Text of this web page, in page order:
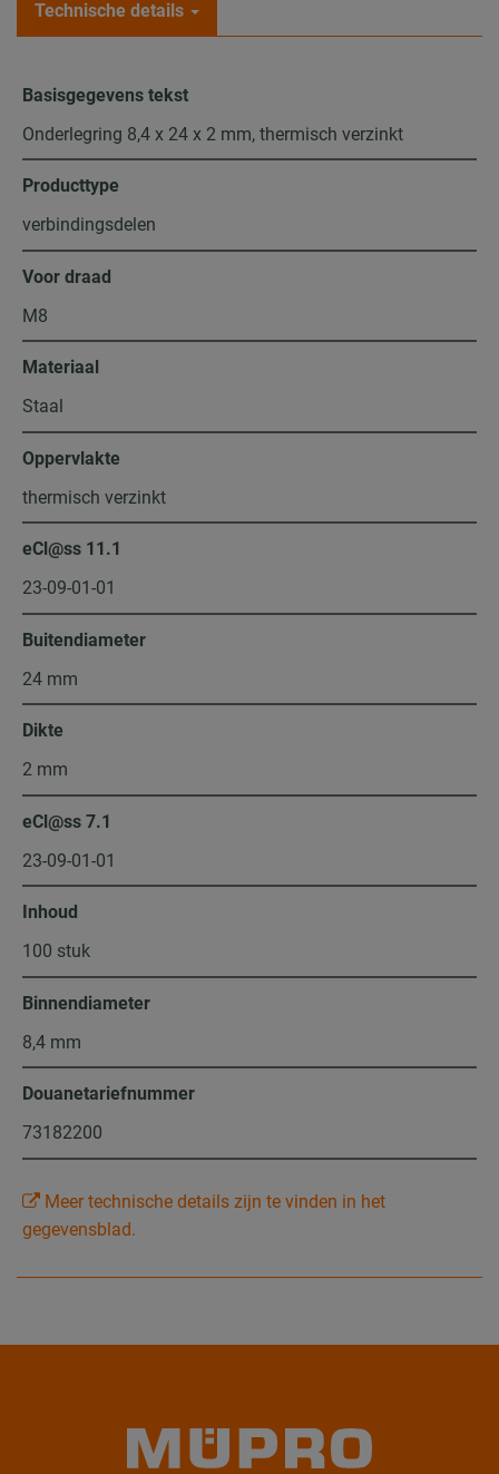
Technische details
Basisgegevens tekst
Onderlegring 8,4 x 24 x 2 mm, thermisch verzinkt
Producttype
verbindingsdelen
Voor draad
M8
Materiaal
Staal
Oppervlakte
thermisch verzinkt
eCl@ss 11.1
23-09-01-01
Buitendiameter
24 mm
Dikte
2 mm
eCl@ss 7.1
23-09-01-01
Inhoud
100 stuk
Binnendiameter
8,4 mm
Douanetariefnummer
73182200
Meer technische details zijn te vinden in het
gegevensblad.